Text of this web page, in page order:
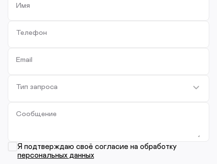
Имя
Телефон
Email
Тип запроса
Сообщение
Я подтверждаю своё согласие на обработку
персональных данных